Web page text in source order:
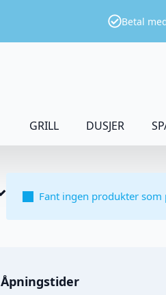
Betal
GRILL DUSJER
Fant ingen produkter som
Åpningstider